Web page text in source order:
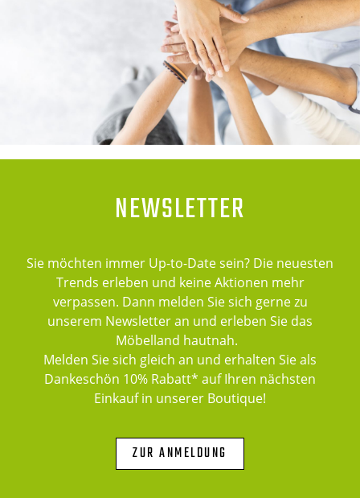
NEWSLETTER
Sie möchten immer Up-to-Date sein? Die neuesten
Trends erleben und keine Aktionen mehr
verpassen. Dann melden Sie sich gerne zu
unserem Newsletter an und erleben Sie das
Möbelland hautnah.
Melden Sie sich gleich an und erhalten Sie als
Dankeschön 10% Rabatt* auf Ihren nächsten
Einkauf in unserer Boutique!
ZUR ANMELDUNG